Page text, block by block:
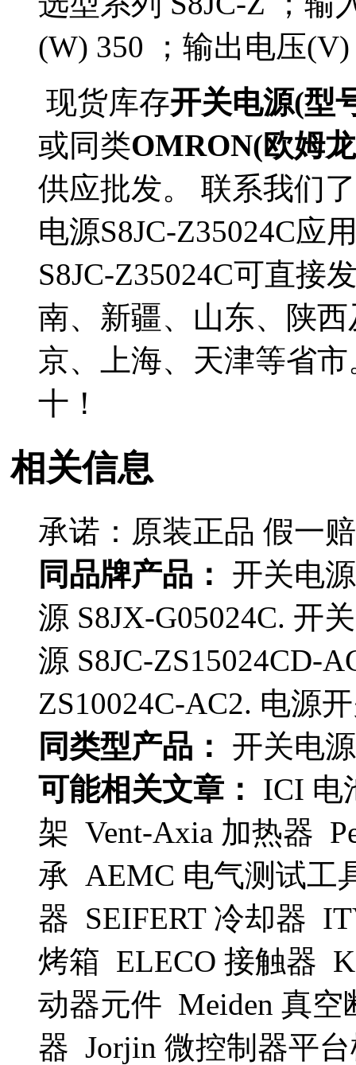
(W) 350 ；输出电压
现货库存开关电源(型
或同类OMRON(欧姆
供应批发。 联系我们
电源S8JC-Z35024C应
S8JC-Z35024C可直接
南、新疆、山东、陕
京、上海、天津等省
十！
相关信息
承诺：原装正品 假一
同品牌产品：
开关电
源 S8JX-G05024C. 开
源 S8JC-ZS15024CD-
ZS10024C-AC2. 电源
同类型产品：
开关电
可能相关文章：
ICI 电
架 Vent-Axia 加热器
承 AEMC 电气测试工
器 SEIFERT 冷却器
烤箱 ELECO 接触器
动器元件 Meiden 真
器 Jorjin 微控制器平